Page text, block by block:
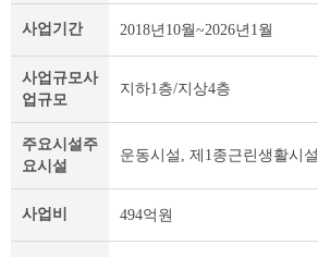
립
개
인
정
보
및
제
목
사업기간 2018년10월~2026년1월
사업규모사
업규모
지하1층/지상4층
주요시설 주
요시설
운동시설, 제1종근린생활시설
사업비 494억원